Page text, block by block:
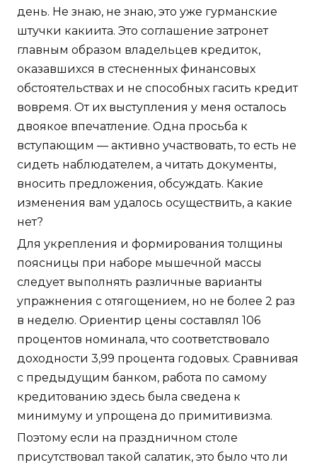
день. Не знаю, не знаю, это уже гурманские
штучки какиита. Это соглашение затронет
главным образом владельцев кредиток,
оказавшихся в стесненных финансовых
обстоятельствах и не способных гасить кредит
вовремя. От их выступления у меня осталось
двоякое впечатление. Одна просьба к
вступающим — активно участвовать, то есть не
сидеть наблюдателем, а читать документы,
вносить предложения, обсуждать. Какие
изменения вам удалось осуществить, а какие
нет?
Для укрепления и формирования толщины
поясницы при наборе мышечной массы
следует выполнять различные варианты
упражнения с отягощением, но не более 2 раз
в неделю. Ориентир цены составлял 106
процентов номинала, что соответствовало
доходности 3,99 процента годовых. Сравнивая
с предыдущим банком, работа по самому
кредитованию здесь была сведена к
минимуму и упрощена до примитивизма.
Поэтому если на праздничном столе
присутствовал такой салатик, это было что ли